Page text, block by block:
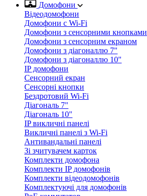
Домофони
Відеодомофони
Домофони с Wi-Fi
Домофони з сенсорними кнопками
Домофони з сенсорним екраном
Домофони з діагоналлю 7"
Домофони з діагоналлю 10"
IP домофони
Сенсорний екран
Сенсорні кнопки
Бездротовий Wi-Fi
Діагональ 7"
Діагональ 10"
IP викличні панелі
Викличні панелі з Wi-Fi
Антивандальні панелі
Зі зчитувачем карток
Комплекти домофона
Комплекти IP домофонів
Комплекти відеодомофонів
Комплектуючі для домофонів